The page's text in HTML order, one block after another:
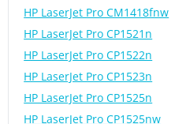
HP LaserJet Pro CM1418fnw
HP LaserJet Pro CP1521n
HP LaserJet Pro CP1522n
HP LaserJet Pro CP1523n
HP LaserJet Pro CP1525n
HP LaserJet Pro CP1525nw